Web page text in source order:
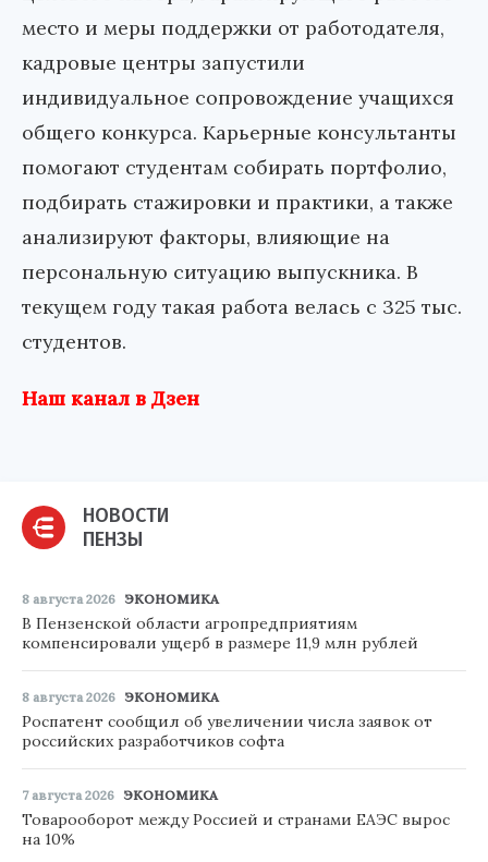
место и меры поддержки от работодателя,
кадровые центры запустили
индивидуальное сопровождение учащихся
общего конкурса. Карьерные консультанты
помогают студентам собирать портфолио,
подбирать стажировки и практики, а также
анализируют факторы, влияющие на
персональную ситуацию выпускника. В
текущем году такая работа велась с 325 тыс.
студентов.
Наш канал в Дзен
НОВОСТИ
ПЕНЗЫ
8 августа 2026 ЭКОНОМИКА
В Пензенской области агропредприятиям
компенсировали ущерб в размере 11,9 млн рублей
8 августа 2026 ЭКОНОМИКА
Роспатент сообщил об увеличении числа заявок от
российских разработчиков софта
7 августа 2026 ЭКОНОМИКА
Товарооборот между Россией и странами ЕАЭС вырос
на 10%